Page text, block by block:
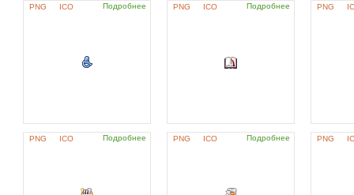
PNG ICO Подробнее PNG ICO Подробнее PNG
PNG ICO Подробнее PNG ICO Подробнее PNG